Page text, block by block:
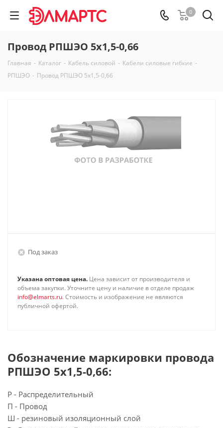
0
Провод РПШЭО 5х1,5-0,66
Главная - Каталог - Кабель силовой - Кабели силовые гибкие -
РПШЭО - Провод РПШЭО 5х1,5-0,66
Под заказ
Указана оптовая цена. Цена зависит от производителя и
объема закупки. Уточните цену и наличие в отделе продаж
info@elmarts.ru. Стоимость и изображение не являются
публичной офертой.
Обозначение маркировки провода
РПШЭО 5х1,5-0,66:
Р - Распределительный
П - Провод
Ш - резиновый изоляционный слой